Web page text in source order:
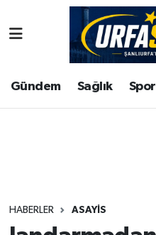
Gündem Sağlık Spor
HABERLER ASAYİS
ASAYİS
ÇEVRE
Şanlıurfa Nöbetçi
Şanlıurfa Hava